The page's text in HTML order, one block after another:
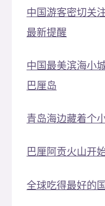
中国游客密切关
最新提醒
中国最美滨海小
巴厘岛
青岛海边藏着个
巴厘阿贡火山开
全球吃得最好